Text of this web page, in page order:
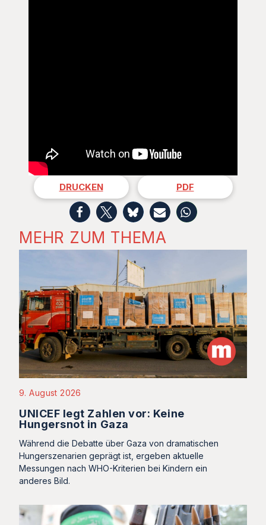
DRUCKEN PDF
MEHR ZUM THEMA
9. August 2026
UNICEF legt Zahlen vor: Keine
Hungersnot in Gaza
Während die Debatte über Gaza von dramatischen
Hungerszenarien geprägt ist, ergeben aktuelle
Messungen nach WHO-Kriterien bei Kindern ein
anderes Bild.